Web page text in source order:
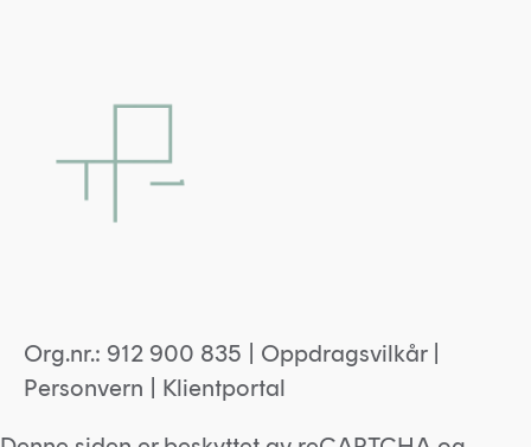
Org.nr.: 912 900 835 | Oppdragsvilkår|
Personvern
Klientportal